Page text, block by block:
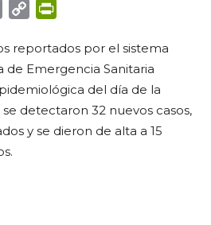
Email Copy
reportados por el sistema
de Emergencia Sanitaria
del día de la
detectaron 32 nuevos casos,
y se dieron de alta a 15